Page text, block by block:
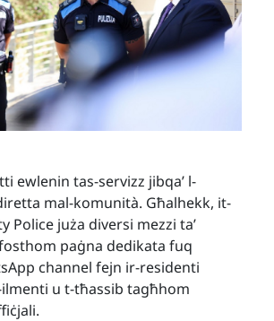
ewlenin tas-servizz jibqa’ l-
mal-komunità. Għalhekk, it-
Police juża diversi mezzi ta’
paġna dedikata fuq
channel fejn ir-residenti
u t-tħassib tagħhom